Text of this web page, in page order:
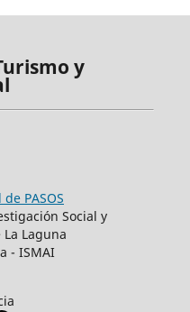
y
PASOS
Social y
Laguna
- ISMAI